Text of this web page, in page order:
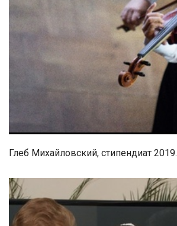
Глеб Михайловский, стипендиат 2019.